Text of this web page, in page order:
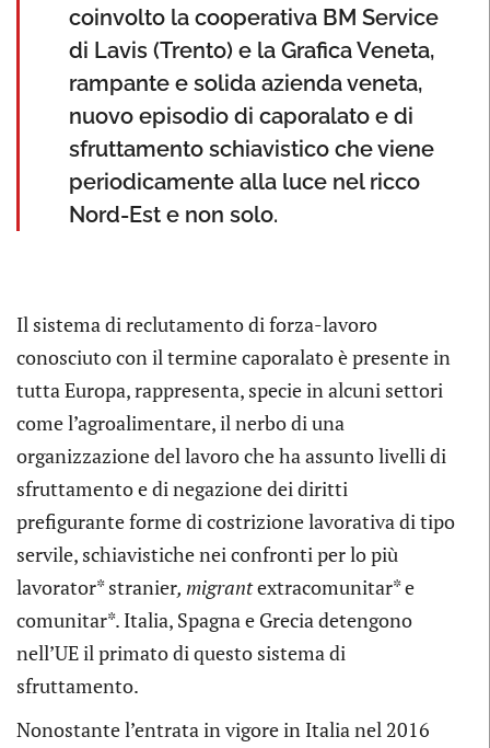
coinvolto la cooperativa BM Service
di Lavis (Trento) e la Grafica Veneta,
rampante e solida azienda veneta,
nuovo episodio di caporalato e di
sfruttamento schiavistico che viene
periodicamente alla luce nel ricco
Nord-Est e non solo.
Il sistema di reclutamento di forza-lavoro
conosciuto con il termine caporalato è presente in
tutta Europa, rappresenta, specie in alcuni settori
come l’agroalimentare, il nerbo di una
organizzazione del lavoro che ha assunto livelli di
sfruttamento e di negazione dei diritti
prefigurante forme di costrizione lavorativa di tipo
servile, schiavistiche nei confronti per lo più
lavorator* stranier, migrantextracomunitar* e
comunitar*. Italia, Spagna e Grecia detengono
nell’UE il primato di questo sistema di
sfruttamento.
Nonostante l’entrata in vigore in Italia nel 2016